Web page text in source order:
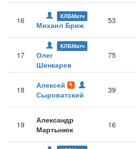
16 КЛБМатч
Михаил Бриж 53
17
КЛБМатч
Олег
Шинкарев
75
18
Алексей
Сыроватский
39
19
Александр
Мартынюк
16